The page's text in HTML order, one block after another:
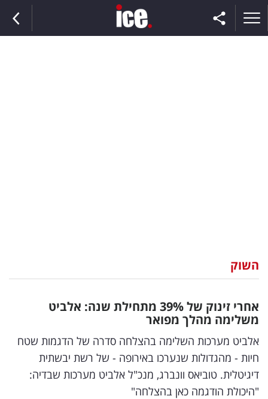
וצרכנות
דיגיטל
וטק
שיווק
ופרסום
השוק
אחרי זינוק של 39%
מתחילת שנה: אלביט
משלימה מהלך מפואר
אלביט מערכות השלימה בהצלחה סדרה של הדגמות שטח
חיות - מהגדולות שנערכו באירופה - של רשת יבשתית
דיגיטלית. טוביאס וונברג, מנכ"ל אלביט מערכות שבדיה:
"היכולת הודגמה כאן בהצלחה"